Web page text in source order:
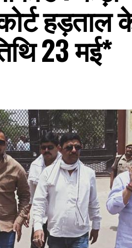
हड़ताल
23 मई*